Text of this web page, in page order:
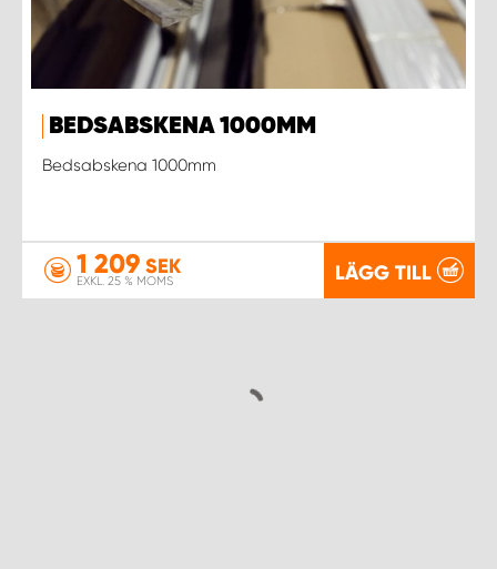
BEDSABSKENA 1000MM
Bedsabskena 1000mm
1 209 SEK
EXKL. 25 % MOMS LÄGG TILL